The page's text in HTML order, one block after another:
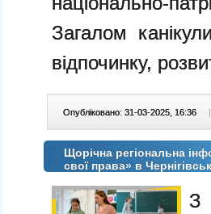
Загалом
відпочинку,
Опубліковано: 31-03-2025, 16:36 |
Щорічна регіональна
свої права» в
З